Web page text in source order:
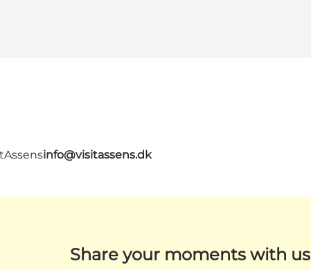
info@visitassens.dk
Share your moments with us